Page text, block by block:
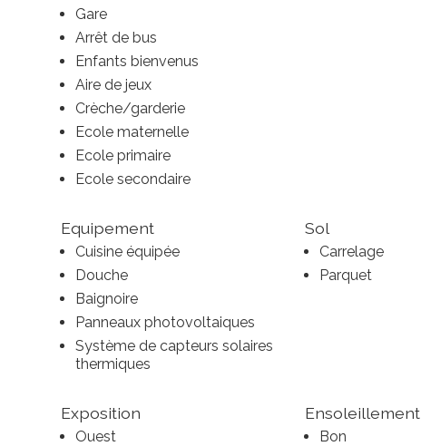
Gare
Arrêt de bus
Enfants bienvenus
Aire de jeux
Crèche/garderie
Ecole maternelle
Ecole primaire
Ecole secondaire
Equipement
Cuisine équipée
Douche
Baignoire
Panneaux photovoltaiques
Système de capteurs solaires
thermiques
Sol
Carrelage
Parquet
Exposition
Ouest
Ensoleillement
Bon